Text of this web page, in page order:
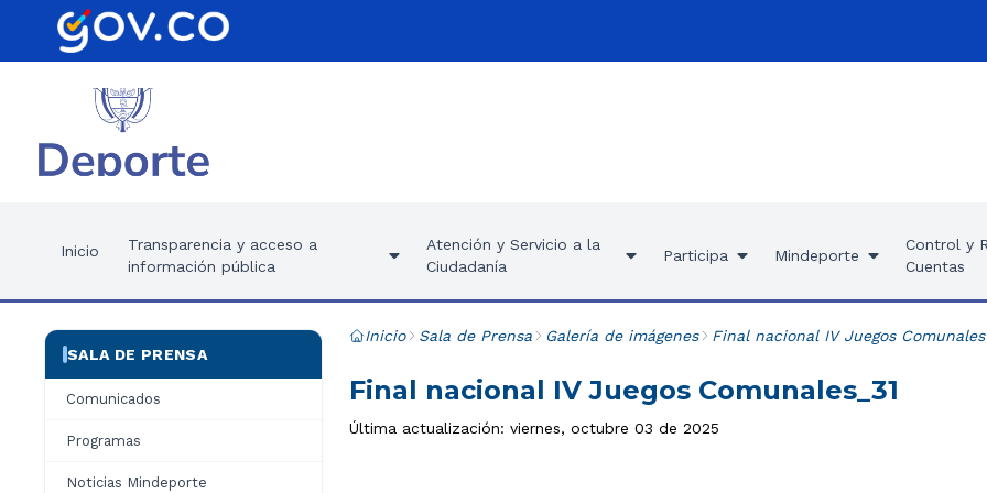
Inicio
Transparencia y acceso a
información pública
Atención y Servicio a la
Ciudadanía
Participa Mindeporte
Control y
Cuentas
SALA DE PRENSA
Comunicados
Programas
Noticias Mindeporte
Inicio Sala de Prensa Galería de imágenes Final nacional IV Juegos
Final nacional IV Juegos Comunales_31
Última actualización: viernes, octubre 03 de 2025